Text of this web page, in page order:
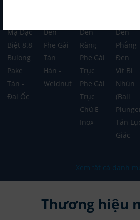
Bulong
Mạ Đặc
Biệt 8.8
Bulong
Pake
Tán -
Đai Ốc
Lông
Đền
Phe Gài
Tán
Hàn -
Weldnut
Lông
Đền
Răng
Phe Gài
Trục
Phe Gài
Trục
Chữ E
Inox
Lông
Đền
Phẳng
Đen
Vít Bi
Nhún
(Ball
Tán
Giác
Xem tất cả danh
Thương hiệu